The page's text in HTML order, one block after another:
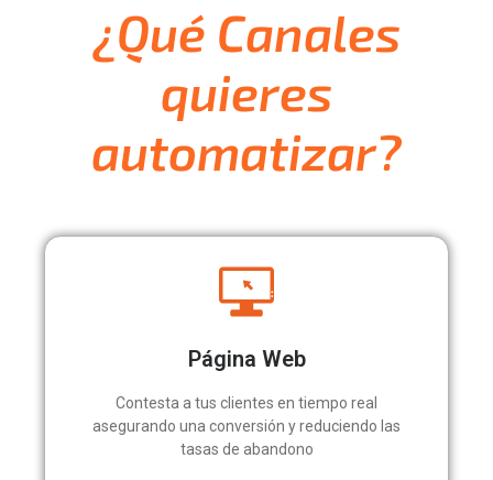
¿Qué Canales
quieres
automatizar?
Página Web
Contesta a tus clientes en tiempo real
asegurando una conversión y reduciendo las
tasas de abandono